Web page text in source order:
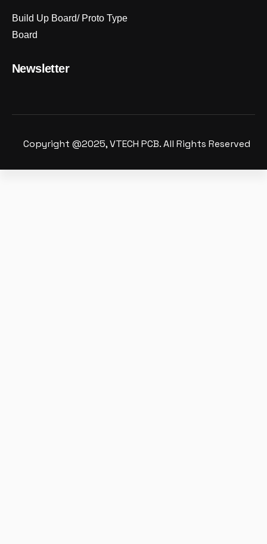
Build Up Board/ Proto Type
Board
Newsletter
Copyright @2025, VTECH PCB. All Rights Reserved